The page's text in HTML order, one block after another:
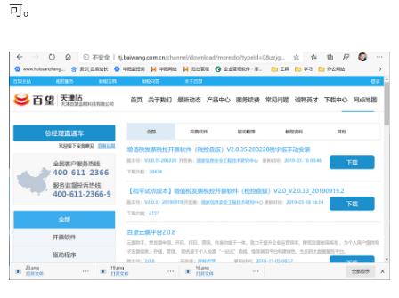
可。